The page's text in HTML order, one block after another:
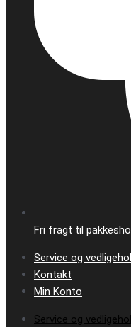
Fri fragt til
Service og
Kontakt
Min Konto
Service og